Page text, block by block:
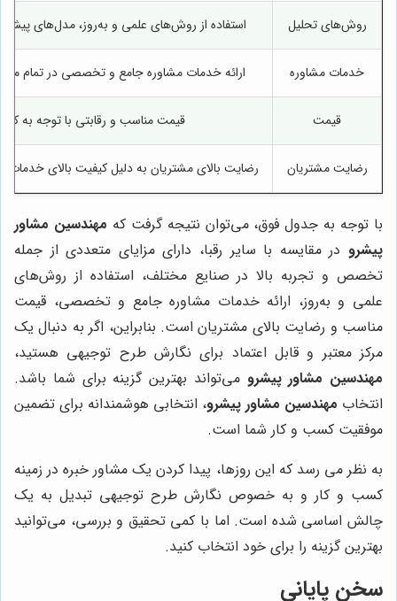
روش‌های تحلیل استفاده از روش‌های علمی و به‌روز، مدل‌های
خدمات مشاوره ارائه خدمات مشاوره جامع و تخصصی در تمام
قیمت قیمت مناسب و رقابتی با توجه به
رضایت مشتریان رضایت بالای مشتریان به دلیل کیفیت بالای
با توجه به جدول فوق، می‌توان نتیجه گرفت که مهندسین مشاور
پیشرو در مقایسه با سایر رقبا، دارای مزایای متعددی از جمله
تخصص و تجربه بالا در صنایع مختلف، استفاده از روش‌های
علمی و به‌روز، ارائه خدمات مشاوره جامع و تخصصی، قیمت
مناسب و رضایت بالای مشتریان است. بنابراین، اگر به دنبال یک
مرکز معتبر و قابل اعتماد برای نگارش طرح توجیهی هستید،
مهندسین مشاور پیشرو می‌تواند بهترین گزینه برای شما باشد.
انتخاب مهندسین مشاور پیشرو، انتخابی هوشمندانه برای تضمین
موفقیت کسب و کار شما است.
به نظر می رسد که این روزها، پیدا کردن یک مشاور خبره در زمینه
کسب و کار و به خصوص نگارش طرح توجیهی تبدیل به یک
چالش اساسی شده است. اما با کمی تحقیق و بررسی، می‌توانید
بهترین گزینه را برای خود انتخاب کنید.
سخن پایانی